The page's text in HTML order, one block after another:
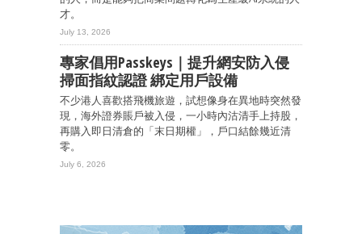
才。
July 13, 2026
專家倡用Passkeys｜提升網安防入侵
掃面指紋認證 綁定用戶設備
不少港人喜歡搭飛機旅遊，試想像身在異地時突然發
現，海外證券賬戶被入侵，一小時內沽清手上持股，
再購入即日清倉的「末日期權」，戶口結餘幾近清
零。
July 6, 2026